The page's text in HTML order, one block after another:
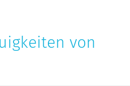
von